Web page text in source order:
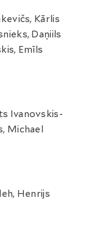
Kārlis
Daņiils
Emīls
Ivanovskis-
Michael
Henrijs